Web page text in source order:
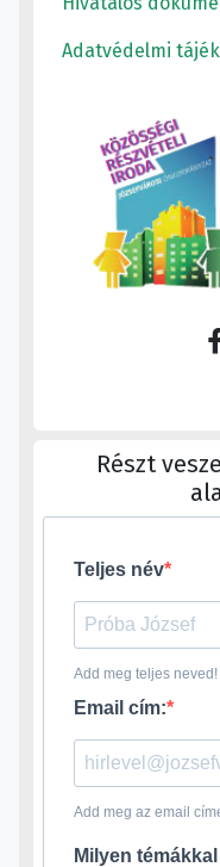
Adatvédelmi
Részt
Teljes név
Add meg teljes neved!
Email cím:
Add meg az email
Milyen